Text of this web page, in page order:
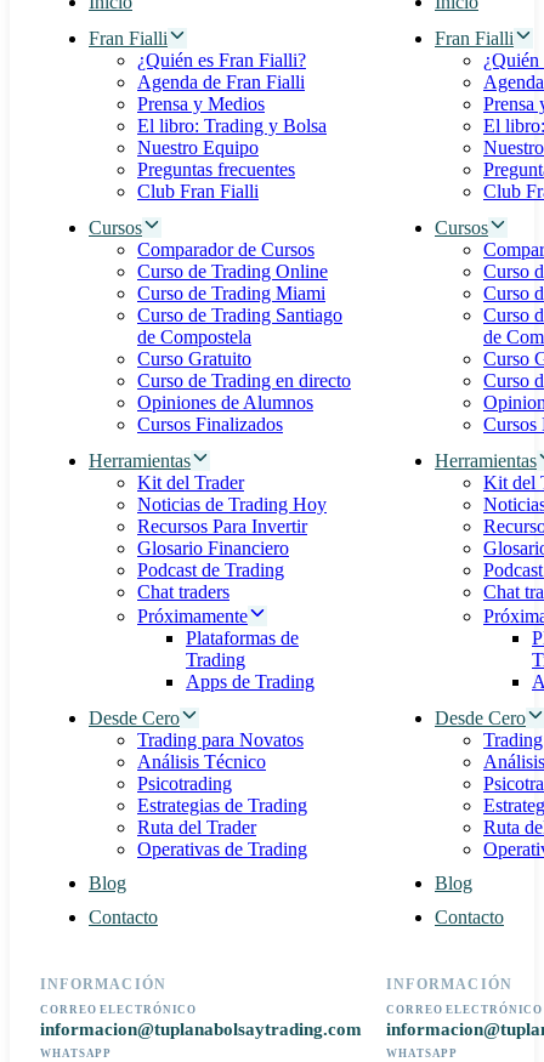
Fran Fialli
¿Quién es Fran Fialli?
Agenda de Fran Fialli
Prensa y Medios
El libro: Trading y Bolsa
Nuestro Equipo
Preguntas frecuentes
Club Fran Fialli
Cursos
Comparador de Cursos
Curso de Trading Online
Curso de Trading Miami
Curso de Trading Santiago
de Compostela
Curso Gratuito
Curso de Trading en directo
Opiniones de Alumnos
Cursos Finalizados
Herramientas
Kit del Trader
Noticias de Trading Hoy
Recursos Para Invertir
Glosario Financiero
Podcast de Trading
Chat traders
Próximamente
Plataformas de
Trading
Apps de Trading
Desde Cero
Trading para Novatos
Análisis Técnico
Psicotrading
Estrategias de Trading
Ruta del Trader
Operativas de Trading
Blog
Contacto
INFORMACIÓN
CORREO ELECTRÓNICO
informacion@tuplanabolsaytrading.com
WHATSAPP
Fran Fialli
Prensa
El
Club
Cursos
Curso
Curso
Curso
de
Curso
Curso
Cursos
Herramientas
Kit del
Chat
Desde Cero
Ruta
Blog
Contacto
INFORMACIÓN
CORREO ELECTRÓNICO
WHATSAPP